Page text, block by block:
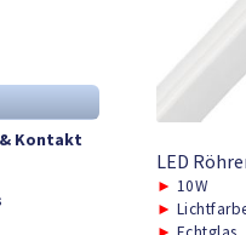
LED
► 10W
►
Kontakt